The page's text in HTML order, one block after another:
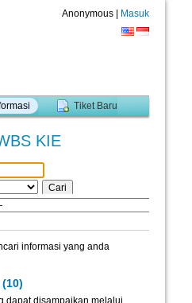
Anonymous | Masuk
Tiket Baru
KIE
informasi yang anda
dapat disampaikan melalui